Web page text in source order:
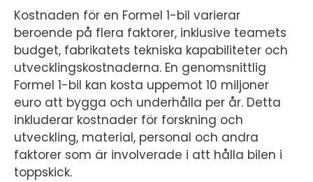
Kostnaden för en Formel 1-bil varierar
beroende på flera faktorer, inklusive teamets
budget, fabrikatets tekniska kapabiliteter och
utvecklingskostnaderna. En genomsnittlig
Formel 1-bil kan kosta uppemot 10 miljoner
euro att bygga och underhålla per år. Detta
inkluderar kostnader för forskning och
utveckling, material, personal och andra
faktorer som är involverade i att hålla bilen i
toppskick.